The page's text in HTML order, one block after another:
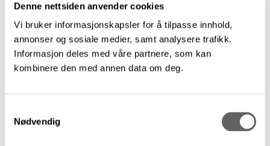
Denne nettsiden anvender cookies
Vi bruker informasjonskapsler for å tilpasse innhold,
annonser og sosiale medier, samt analysere trafikk.
Informasjon deles med våre partnere, som kan
kombinere den med annen data om deg.
Nødvendig
fagfelt. Tilskuddsordningens hovedformål
er å bidra til faglig fordypning og
kunstnerisk utvikling for nyetablerte og
etablerte kunstnere, kunstnergrupper og
kulturarbeidere.
her.